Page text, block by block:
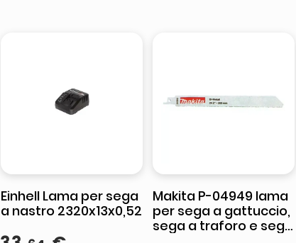
Einhell Lama per sega
a nastro 2320x13x0,52
Makita P-04949 lama
per sega a gattuccio,
sega a traforo e sega